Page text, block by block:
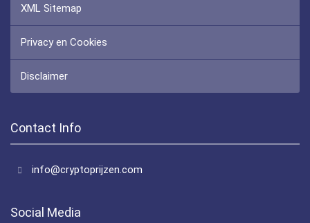
XML Sitemap
Privacy en Cookies
Disclaimer
Contact Info
info@cryptoprijzen.com
Social Media